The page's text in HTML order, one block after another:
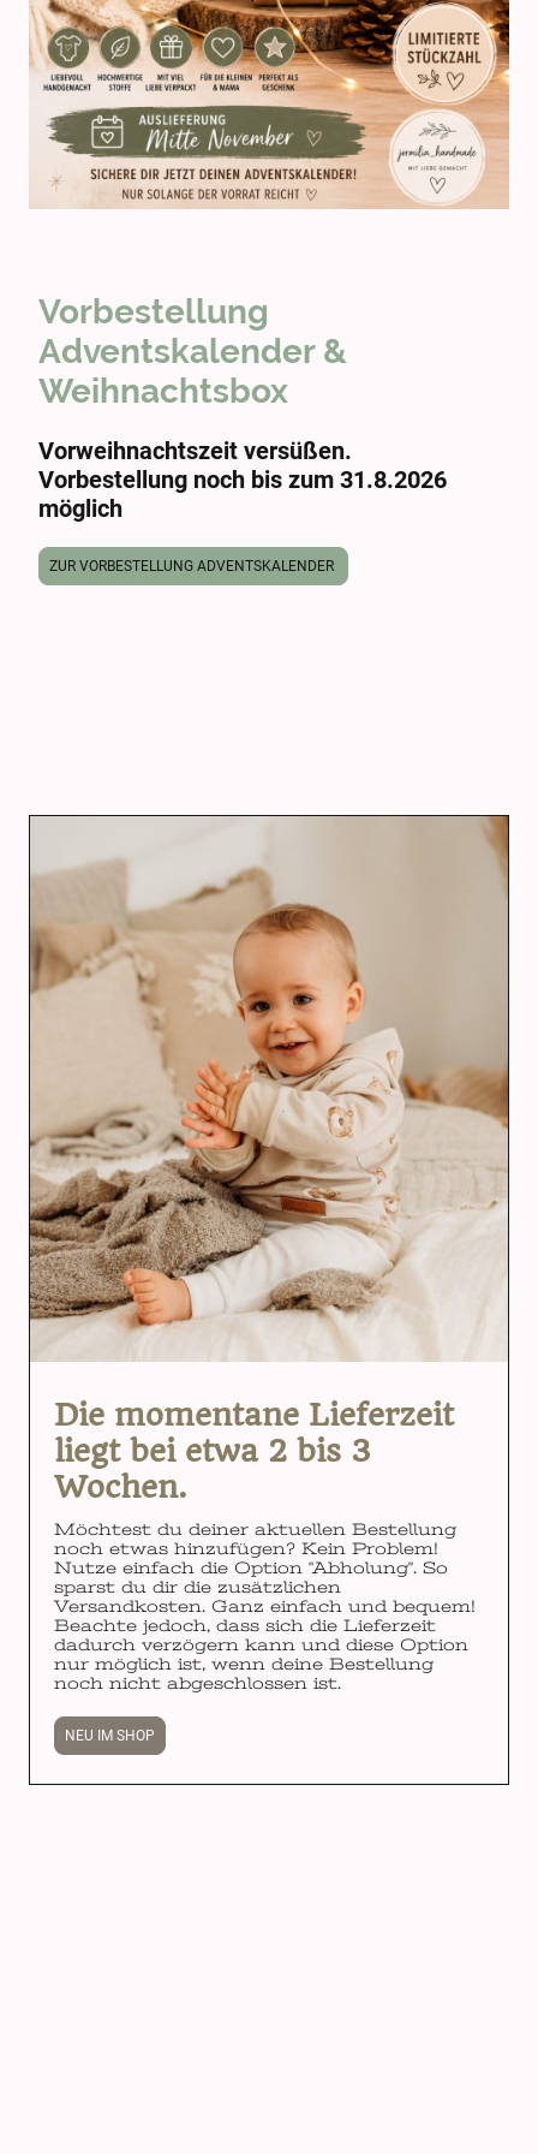
Vorbestellung
Adventskalender &
Weihnachtsbox
Vorweihnachtszeit versüßen.
Vorbestellung noch bis zum 31.8.2026
möglich
ZUR VORBESTELLUNG ADVENTSKALENDER
Die momentane Lieferzeit
liegt bei etwa 2 bis 3
Wochen.
Möchtest du deiner aktuellen Bestellung
noch etwas hinzufügen? Kein Problem!
Nutze einfach die Option "Abholung". So
sparst du dir die zusätzlichen
Versandkosten. Ganz einfach und bequem!
Beachte jedoch, dass sich die Lieferzeit
dadurch verzögern kann und diese Option
nur möglich ist, wenn deine Bestellung
noch nicht abgeschlossen ist.
NEU IM SHOP